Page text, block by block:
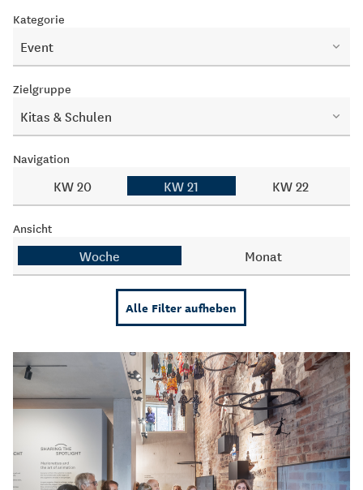
Kategorie
Event
Zielgruppe
Kitas & Schulen
Navigation
KW 20 KW 21 KW 22
Ansicht
Woche Monat
Alle Filter aufheben